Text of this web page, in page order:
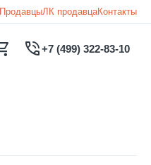
ПродавцыЛК продавцаКонтакты
+7 (499) 322-83-10